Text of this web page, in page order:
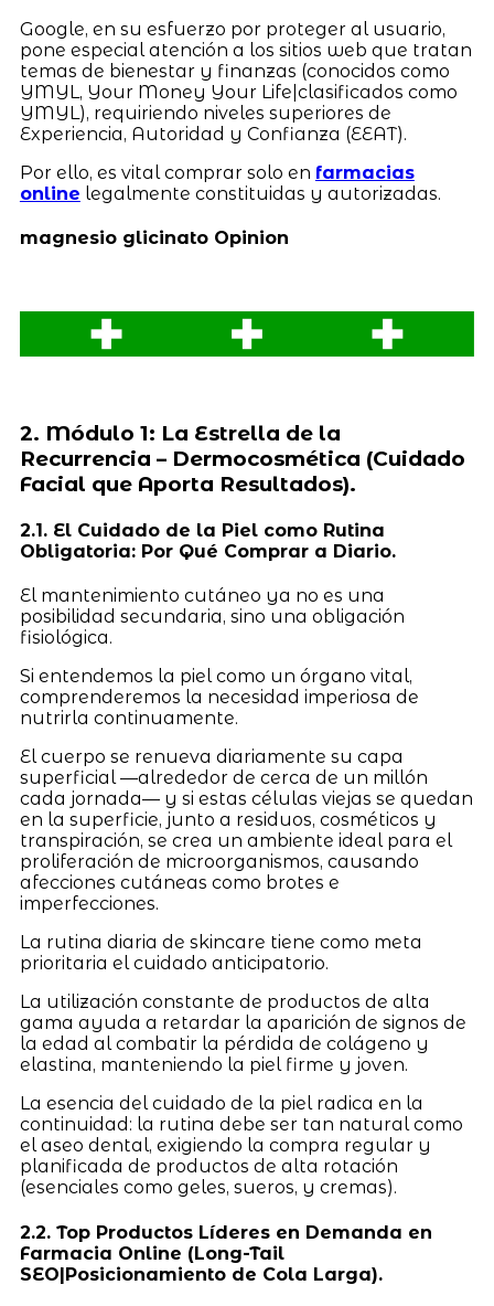
Google, en su esfuerzo por proteger al usuario,
pone especial atención a los sitios web que tratan
temas de bienestar y finanzas (conocidos como
YMYL, Your Money Your Life|clasificados como
YMYL), requiriendo niveles superiores de
Experiencia, Autoridad y Confianza (EEAT).
Por ello, es vital comprar solo en farmacias
online legalmente constituidas y autorizadas.
magnesio glicinato Opinion
2. Módulo 1: La Estrella de la
Recurrencia – Dermocosmética (Cuidado
Facial que Aporta Resultados).
2.1. El Cuidado de la Piel como Rutina
Obligatoria: Por Qué Comprar a Diario.
El mantenimiento cutáneo ya no es una
posibilidad secundaria, sino una obligación
fisiológica.
Si entendemos la piel como un órgano vital,
comprenderemos la necesidad imperiosa de
nutrirla continuamente.
El cuerpo se renueva diariamente su capa
superficial —alrededor de cerca de un millón
cada jornada— y si estas células viejas se quedan
en la superficie, junto a residuos, cosméticos y
transpiración, se crea un ambiente ideal para el
proliferación de microorganismos, causando
afecciones cutáneas como brotes e
imperfecciones.
La rutina diaria de skincare tiene como meta
prioritaria el cuidado anticipatorio.
La utilización constante de productos de alta
gama ayuda a retardar la aparición de signos de
la edad al combatir la pérdida de colágeno y
elastina, manteniendo la piel firme y joven.
La esencia del cuidado de la piel radica en la
continuidad: la rutina debe ser tan natural como
el aseo dental, exigiendo la compra regular y
planificada de productos de alta rotación
(esenciales como geles, sueros, y cremas).
2.2. Top Productos Líderes en Demanda en
Farmacia Online (Long-Tail
SEO|Posicionamiento de Cola Larga).